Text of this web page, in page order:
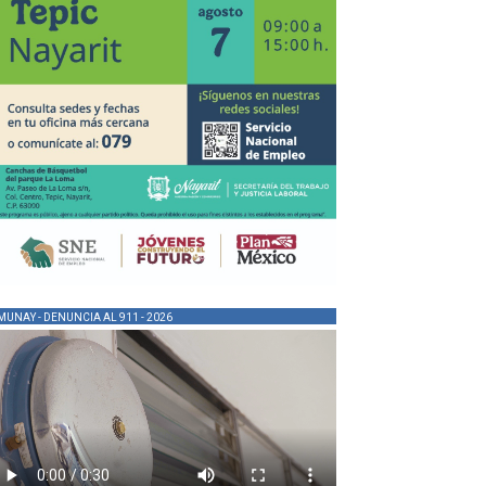
- DENUNCIA AL 911 - 2026